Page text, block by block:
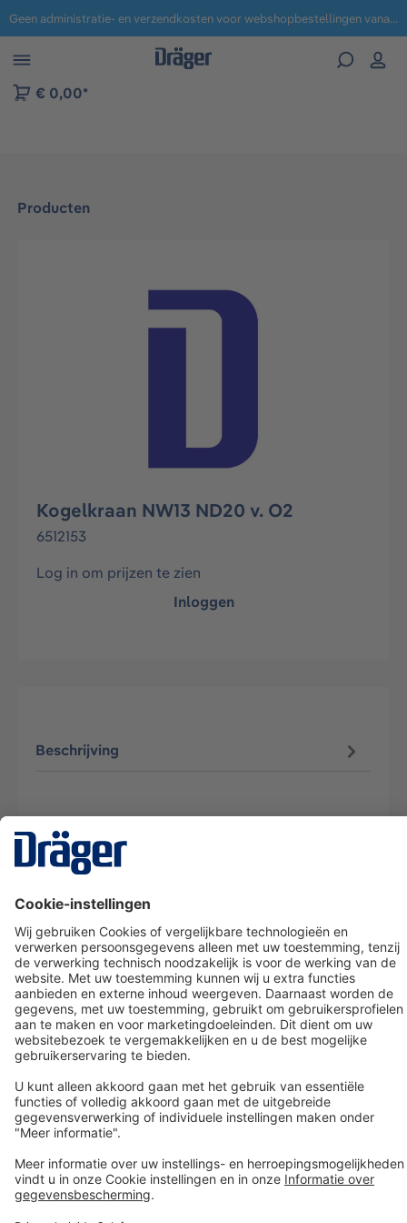
naar navigatie B2B-platform Geen administratie- en verzendkosten voor webshopbestellingen vanaf € 100,-.
€ 0,00*
Producten
Afbeeldingengalerij overslaan
Kogelkraan NW13 ND20 v. O2
6512153
Log in om prijzen te zien
Inloggen
Beschrijving
Dräger klantenservice
Over Dräger
Bestellen in onze webshop
Community